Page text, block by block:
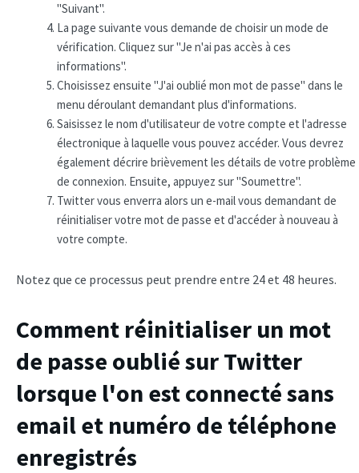
"Suivant".
La page suivante vous demande de choisir un mode de
vérification. Cliquez sur "Je n'ai pas accès à ces
informations".
Choisissez ensuite "J'ai oublié mon mot de passe" dans le
menu déroulant demandant plus d'informations.
Saisissez le nom d'utilisateur de votre compte et l'adresse
électronique à laquelle vous pouvez accéder. Vous devrez
également décrire brièvement les détails de votre problème
de connexion. Ensuite, appuyez sur "Soumettre".
Twitter vous enverra alors un e-mail vous demandant de
réinitialiser votre mot de passe et d'accéder à nouveau à
votre compte.
Notez que ce processus peut prendre entre 24 et 48 heures.
Comment réinitialiser un mot
de passe oublié sur Twitter
lorsque l'on est connecté sans
email et numéro de téléphone
enregistrés